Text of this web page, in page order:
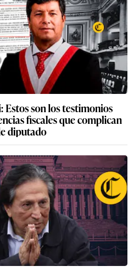
Estos son los testimonios
fiscales que complican
diputado